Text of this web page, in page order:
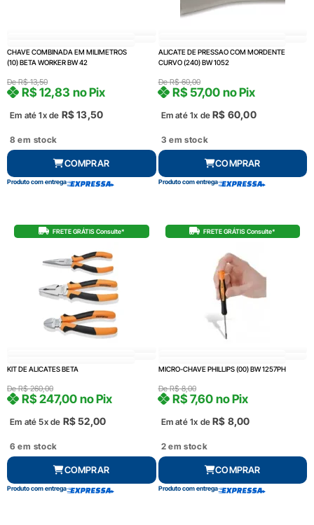
CHAVE COMBINADA EM MILIMETROS
(10) BETA WORKER BW 42
DeR$13,50
Em até 1x de R$13,50
R$12,83 no Pix
8 em stock
COMPRAR
Produto com entrega
ALICATE DE PRESSAO COM MORDENTE
CURVO (240) BW 1052
DeR$60,00
Em até 1x de R$ 60,00
R$ 57,00 no Pix
3 em stock
COMPRAR
Produto com entrega
FRETE GRÁTIS Consulte*
KIT DE ALICATES BETA
DeR$260,00
Em até 5x de R$52,00
R$247,00 no Pix
6 em stock
COMPRAR
Produto com entrega
FRETE GRÁTIS Consulte*
MICRO-CHAVE PHILLIPS (00) BW 1257PH
DeR$8,00
Em até 1x de R$ 8,00
R$7,60 no Pix
2 em stock
COMPRAR
Produto com entrega